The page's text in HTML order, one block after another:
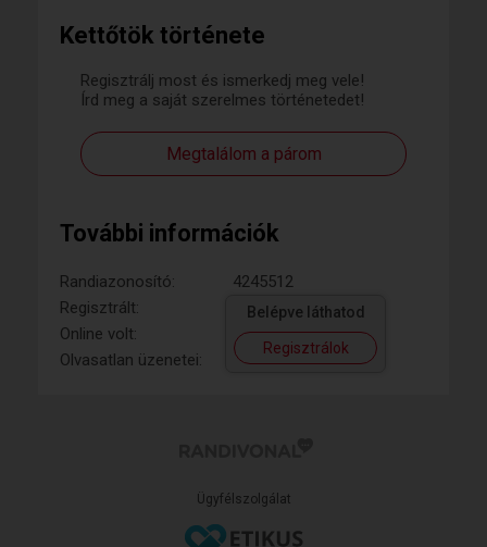
Kettőtök története
Regisztrálj most és ismerkedj meg vele!
Írd meg a saját szerelmes történetedet!
Megtalálom a párom
További információk
Randiazonosító:
4245512
Regisztrált:
Online volt:
Olvasatlan üzenetei:
Belépve láthatod
Regisztrálok
Ügyfélszolgálat